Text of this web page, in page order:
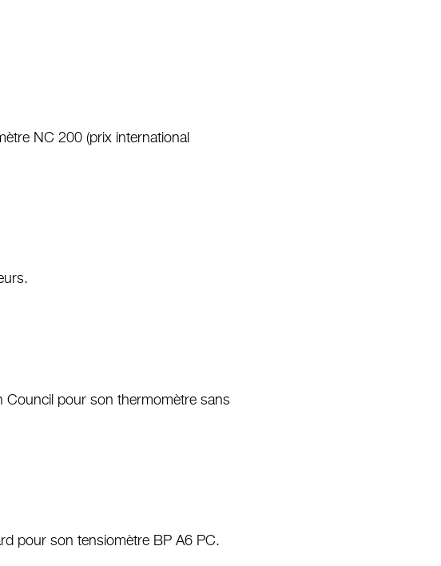
NC 200 (prix international
Council pour son thermomètre sans
pour son tensiomètre BP A6 PC.